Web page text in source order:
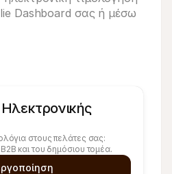
Dashboard σας ή μέσω
στους πελάτες σας:
και του δημόσιου τομέα.